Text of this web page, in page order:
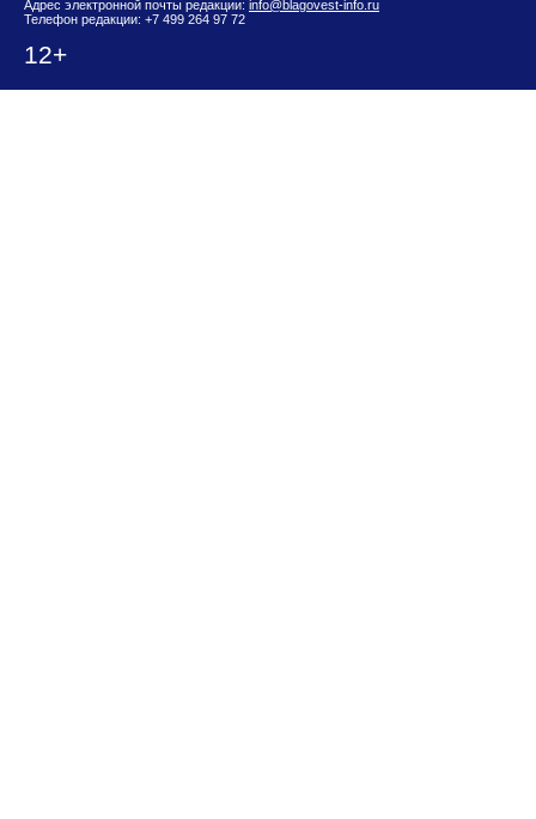
Адрес электронной почты редакции: info@blagovest-info.ru
Телефон редакции: +7 499 264 97 72
12+